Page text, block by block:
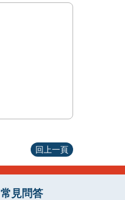
回上一頁
常見問答